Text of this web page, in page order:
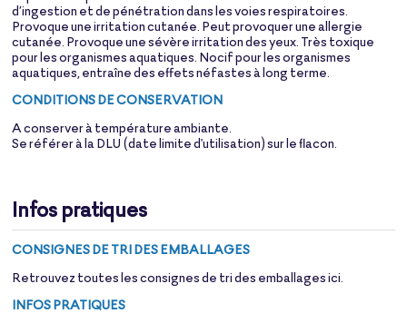
d’ingestion et de pénétration dans les voies respiratoires.
Provoque une irritation cutanée. Peut provoquer une allergie
cutanée. Provoque une sévère irritation des yeux. Très toxique
pour les organismes aquatiques. Nocif pour les organismes
aquatiques, entraîne des effets néfastes à long terme.
CONDITIONS DE CONSERVATION
A conserver à température ambiante.
Se référer à la DLU (date limite d'utilisation) sur le flacon.
Infos pratiques
CONSIGNES DE TRI DES EMBALLAGES
Retrouvez toutes les consignes de tri des emballagesici.
INFOS PRATIQUES